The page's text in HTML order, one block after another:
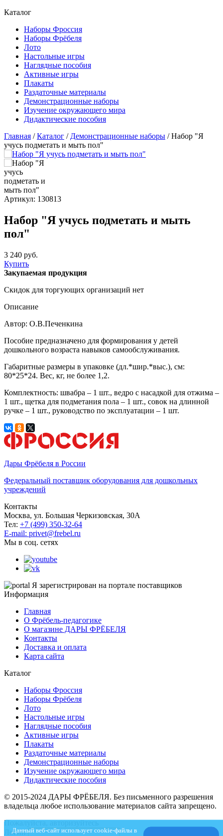
Каталог
Наборы Фроссия
Наборы Фрёбеля
Лото
Настольные игры
Наглядные пособия
Активные игры
Плакаты
Раздаточные материалы
Демонстрационные наборы
Изучение окружающего мира
Дидактические пособия
Главная /Каталог / Демонстрационные наборы /Набор "Я
учусь подметать и мыть пол"
Артикул: 130813
Набор "Я учусь подметать и мыть
пол"
3 240 руб.
Купить
Закупаемая продукция
Скидок для торгующих организаций нет
Описание
Автор: О.В.Печенкина
Пособие предназначено для формирования у детей
дошкольного возраста навыков самообслуживания.
Габаритные размеры в упаковке (дл.*шир.*выс.), см:
80*25*24. Вес, кг, не более 1,2.
Комплектность: швабра – 1 шт., ведро с насадкой для отжима –
1 шт., щетка для подметания пола – 1 шт., совок на длинной
ручке – 1 шт., руководство по эксплуатации – 1 шт.
Дары Фрёбеля в России
Федеральный поставщик оборудования для дошкольных
учреждений
Контакты
Москва, ул. Большая Черкизовская, 30А
Тел: +7 (499) 350-32-64
E-mail: privet@frebel.ru
Мы в соц. сетях
Я зарегистрирован на портале поставщиков
Информация
Главная
О Фрёбель-педагогике
О магазине ДАРЫ ФРЁБЕЛЯ
Контакты
Доставка и оплата
Карта сайта
Каталог
Наборы Фроссия
Наборы Фрёбеля
Лото
Настольные игры
Наглядные пособия
Активные игры
Плакаты
Раздаточные материалы
Демонстрационные наборы
Изучение окружающего мира
Дидактические пособия
© 2015-2024 ДАРЫ ФРЁБЕЛЯ. Без письменного разрешения
владельца любое использование материалов сайта запрещено.
Пожалуйста, авторизуйтесь
Логин
Данный веб-сайт использует cookie-файлы в